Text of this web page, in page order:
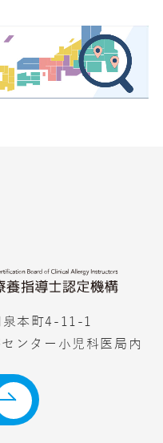
本町4-11-1
ンター小児科医局内